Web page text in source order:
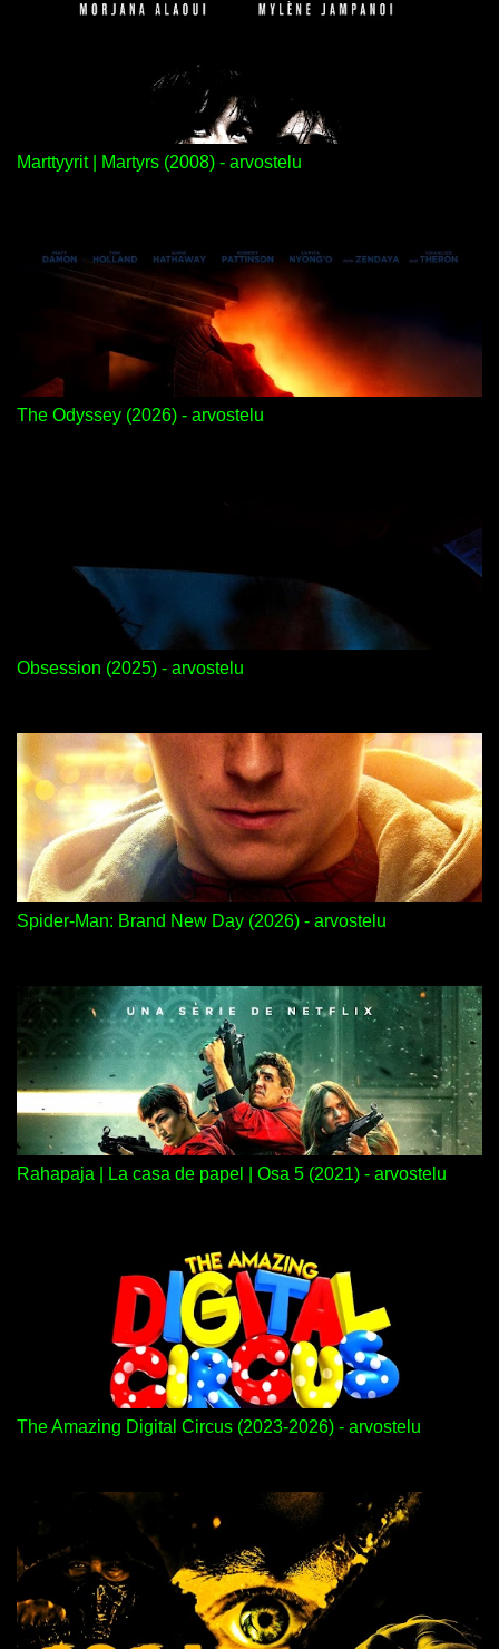
Marttyyrit | Martyrs (2008) - arvostelu
The Odyssey (2026) - arvostelu
Obsession (2025) - arvostelu
Spider-Man: Brand New Day (2026) - arvostelu
Rahapaja | La casa de papel | Osa 5 (2021) - arvostelu
The Amazing Digital Circus (2023-2026) - arvostelu